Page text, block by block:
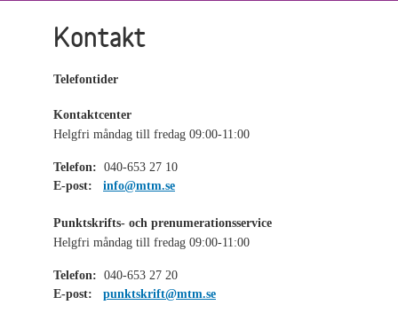
Kontakt
Telefontider
Kontaktcenter
Helgfri måndag till fredag 09:00-11:00
Telefon: 040-653 27 10
E-post:
info@mtm.se
Punktskrifts- och prenumerationsservice
Helgfri måndag till fredag 09:00-11:00
Telefon: 040-653 27 20
E-post:
punktskrift@mtm.se